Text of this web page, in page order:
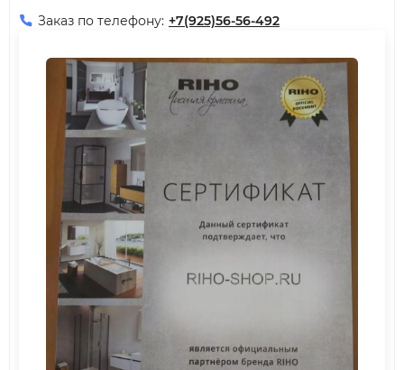
Заказ по телефону: +7(925)56-56-492